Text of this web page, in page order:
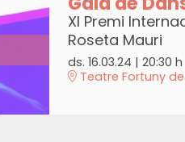
XI Premi
Roseta Mauri
ds. 16.03.24 | 20:30 h
Teatre Fortuny de